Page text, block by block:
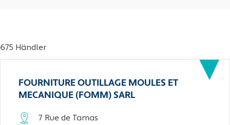
675 Händler
FOURNITURE OUTILLAGE MOULES ET
MECANIQUE (FOMM) SARL
7 Rue de Tamas